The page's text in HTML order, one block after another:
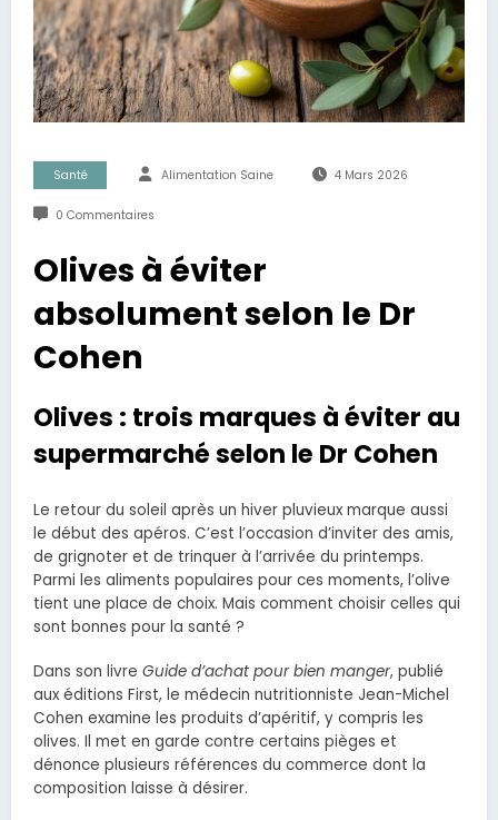
Santé Alimentation Saine 4 Mars 2026
0 Commentaires
Olives à éviter
absolument selon le Dr
Cohen
Olives : trois marques à éviter au
supermarché selon le Dr Cohen
Le retour du soleil après un hiver pluvieux marque aussi
le début des apéros. C’est l’occasion d’inviter des amis,
de grignoter et de trinquer à l’arrivée du printemps.
Parmi les aliments populaires pour ces moments, l’olive
tient une place de choix. Mais comment choisir celles qui
sont bonnes pour la santé ?
Dans son livre Guide d’achat pour bien manger, publié
aux éditions First, le médecin nutritionniste Jean-Michel
Cohen examine les produits d’apéritif, y compris les
olives. Il met en garde contre certains pièges et
dénonce plusieurs références du commerce dont la
composition laisse à désirer.